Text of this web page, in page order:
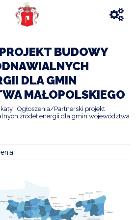
BUDOWY
DLA GMIN
MAŁOPOLSKIEGO
i Ogłoszenia
Partnerski projekt
źródeł energii dla gmin województwa